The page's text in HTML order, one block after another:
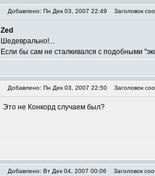
Добавлено: Пн Дек 03, 2007 22:49 Заголовок
Zed
Шедеврально!...
Если бы сам не сталкивался с подобными
Добавлено: Пн Дек 03, 2007 22:50 Заголовок
Это не Конкорд случаем был?
Добавлено: Вт Дек 04, 2007 00:06 Заголовок